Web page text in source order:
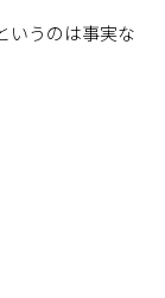
いうのは事実な